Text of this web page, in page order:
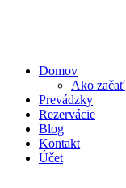
Domov
Ako začať
Prevádzky
Rezervácie
Blog
Kontakt
Účet